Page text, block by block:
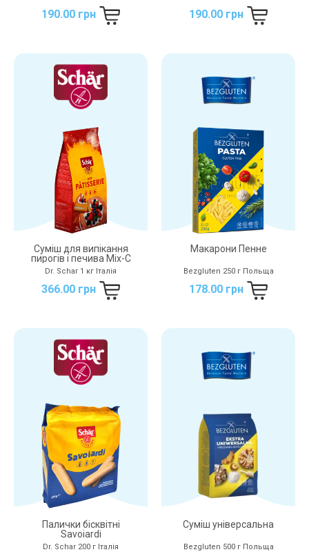
190.00 грн 190.00 грн
Суміш для випікання
пирогів і печива Mix-С
Dr. Schar 1 кг Італія
366.00 грн
Макарони Пенне
Bezgluten 250 г Польща
178.00 грн
Палички бісквітні
Savoiardi
Dr. Schar 200 г Італія
Суміш універсальна
Bezgluten 500 г Польща